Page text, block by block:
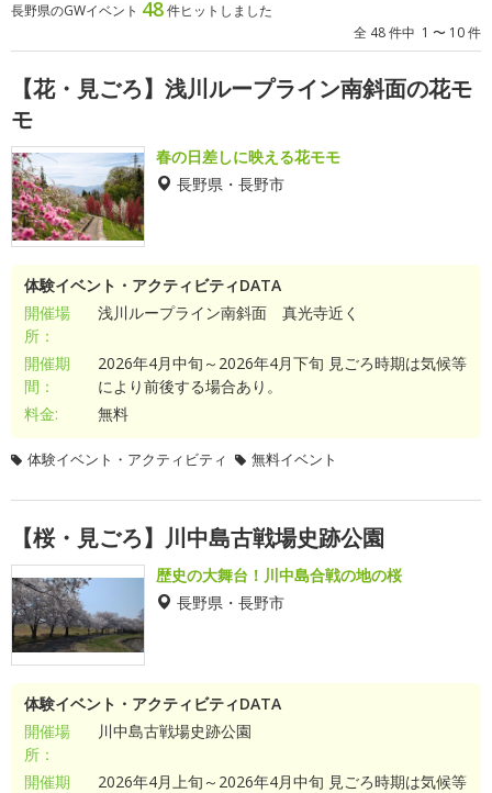
長野県のGWイベント 48件ヒットしました
全 48 件中 1 〜 10 件
【花・見ごろ】浅川ループライン南斜面の花モ
モ
春の日差しに映える花モモ
長野県・長野市
体験イベント・アクティビティDATA
開催場
所：
浅川ループライン南斜面 真光寺近く
開催期
間：
2026年4月中旬～2026年4月下旬 見ごろ時期は気候等
により前後する場合あり。
料金:
無料
体験イベント・アクティビティ 無料イベント
【桜・見ごろ】川中島古戦場史跡公園
歴史の大舞台！川中島合戦の地の桜
長野県・長野市
体験イベント・アクティビティDATA
開催場
所：
川中島古戦場史跡公園
開催期
2026年4月上旬～2026年4月中旬 見ごろ時期は気候等